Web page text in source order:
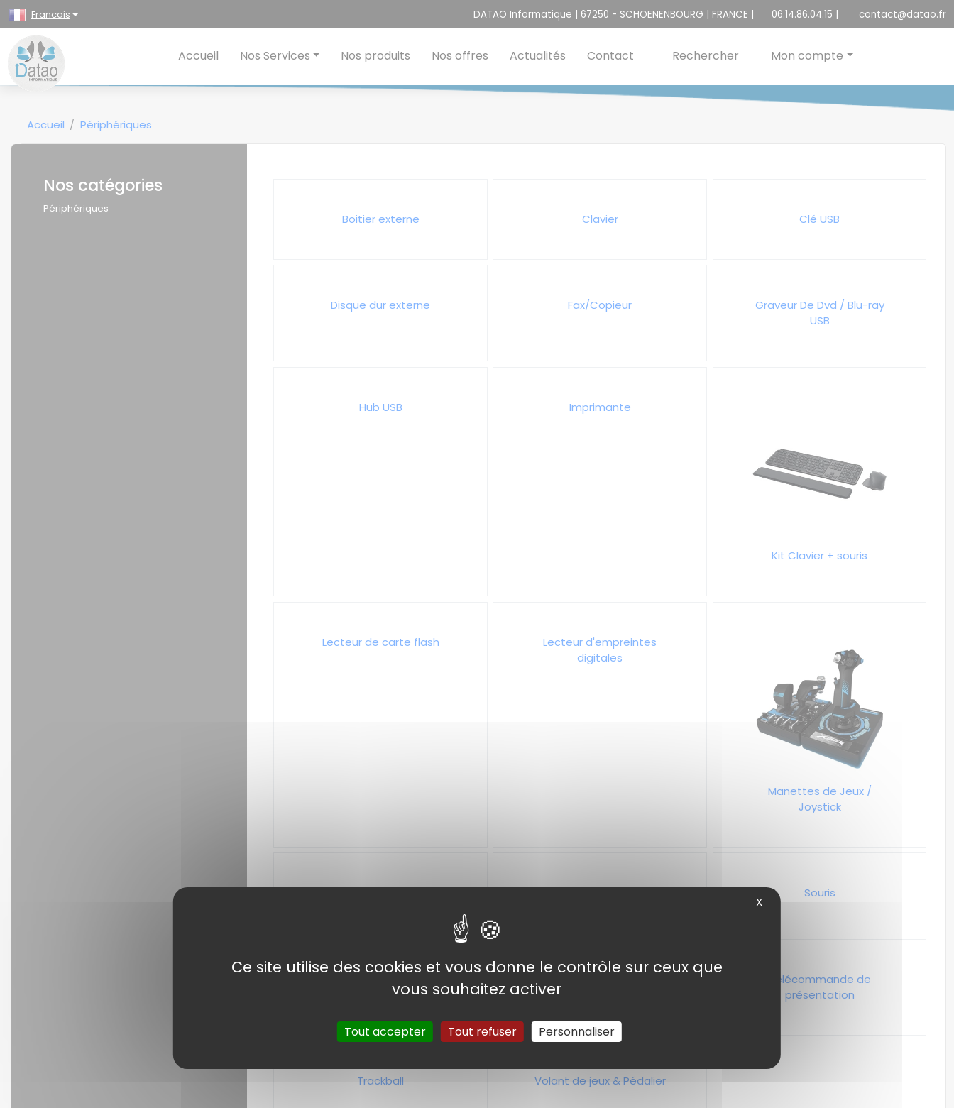
Francais DATAO Informatique | 67250 - SCHOENENBOURG | FRANCE | 06.14.86.04.15 | contact@datao.fr
Accueil Nos Services Nos produits Nos offres Actualités Contact Rechercher Mon compte
Accueil Périphériques
Nos catégories
Périphériques
Boitier externe Clavier Clé USB
Disque dur externe Fax/Copieur
Graveur De Dvd / Blu-ray
USB
Hub USB Imprimante
Kit Clavier + souris
Lecteur de carte flash
Lecteur d'empreintes
digitales
Manettes de Jeux /
Joystick
Souris
Télécommande de
présentation
Trackball Volant de jeux & Pédalier
Panneau de gestion des cookies
X
Ce site utilise des cookies et vous donne le contrôle sur ceux que
vous souhaitez activer
Tout accepter Tout refuser Personnaliser